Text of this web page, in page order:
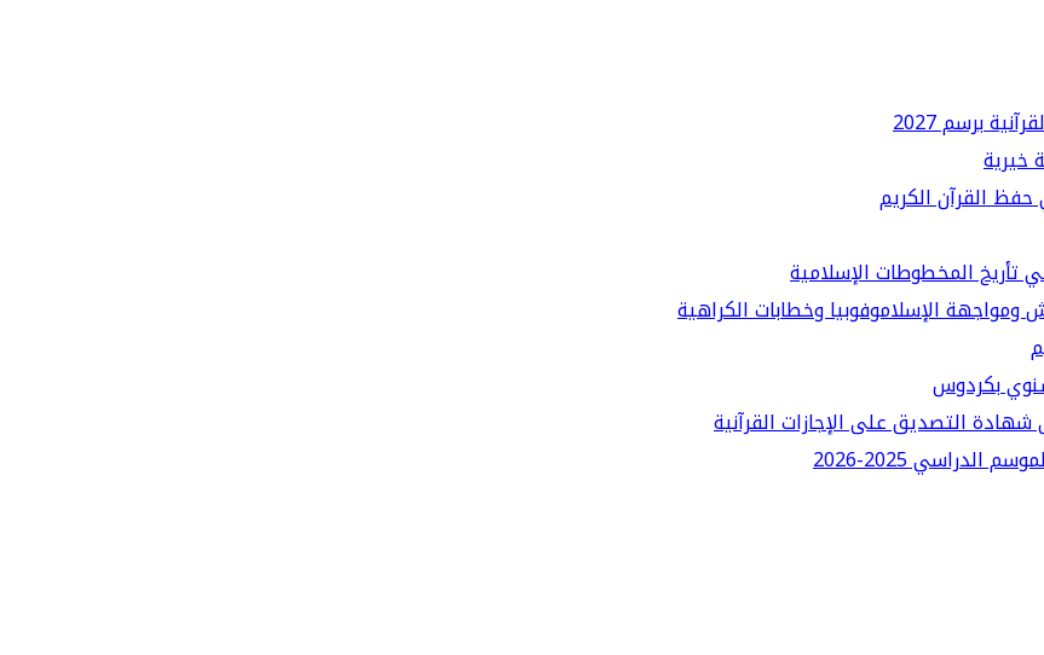
برسم 2027
خيرية
القرآن الكريم
تأريخ المخطوطات الإسلامية
ومواجهة الإسلاموفوبيا وخطابات الكراهية
بكردوس
التصديق على الإجازات القرآنية
2025-2026